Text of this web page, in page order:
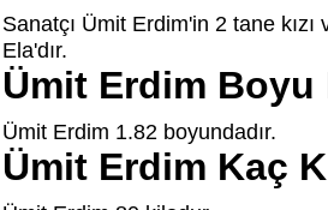
Sanatçı Ümit Erdim'in 2 tane kızı
Ela'dır.
Ümit Erdim Boyu
Ümit Erdim 1.82 boyundadır.
Ümit Erdim Kaç